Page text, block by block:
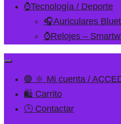
⌚Tecnología / Deporte
🎧Auriculares
⌚Relojes –
🟢 🔆 Mi cuenta /
🛍️ Carrito
🕒 Contactar